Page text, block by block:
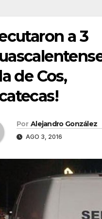
a 3
de Cos,
Por Alejandro González
AGO 3, 2016